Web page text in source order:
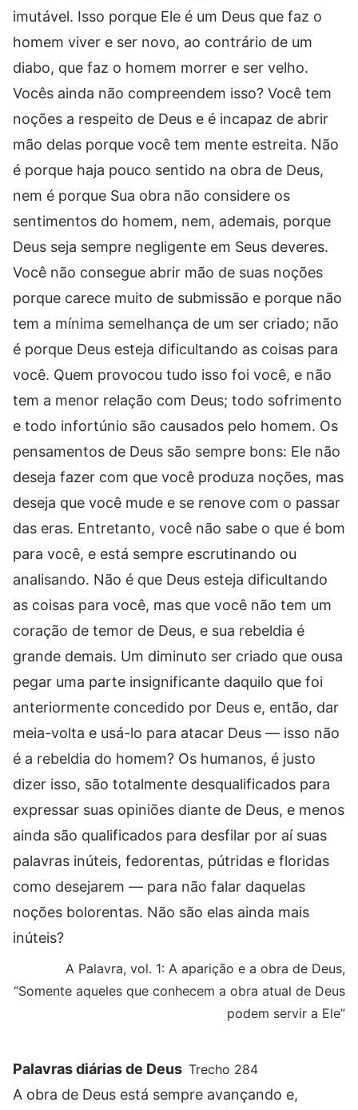
imutável. Isso porque Ele é um Deus que faz o
homem viver e ser novo, ao contrário de um
diabo, que faz o homem morrer e ser velho.
Vocês ainda não compreendem isso? Você tem
noções a respeito de Deus e é incapaz de abrir
mão delas porque você tem mente estreita. Não
é porque haja pouco sentido na obra de Deus,
nem é porque Sua obra não considere os
sentimentos do homem, nem, ademais, porque
Deus seja sempre negligente em Seus deveres.
Você não consegue abrir mão de suas noções
porque carece muito de submissão e porque não
tem a mínima semelhança de um ser criado; não
é porque Deus esteja dificultando as coisas para
você. Quem provocou tudo isso foi você, e não
tem a menor relação com Deus; todo sofrimento
e todo infortúnio são causados pelo homem. Os
pensamentos de Deus são sempre bons: Ele não
deseja fazer com que você produza noções, mas
deseja que você mude e se renove com o passar
das eras. Entretanto, você não sabe o que é bom
para você, e está sempre escrutinando ou
analisando. Não é que Deus esteja dificultando
as coisas para você, mas que você não tem um
coração de temor de Deus, e sua rebeldia é
grande demais. Um diminuto ser criado que ousa
pegar uma parte insignificante daquilo que foi
anteriormente concedido por Deus e, então, dar
meia-volta e usá-lo para atacar Deus — isso não
é a rebeldia do homem? Os humanos, é justo
dizer isso, são totalmente desqualificados para
expressar suas opiniões diante de Deus, e menos
ainda são qualificados para desfilar por aí suas
palavras inúteis, fedorentas, pútridas e floridas
como desejarem — para não falar daquelas
noções bolorentas. Não são elas ainda mais
inúteis?
A Palavra, vol. 1: A aparição e a obra de Deus,
“Somente aqueles que conhecem a obra atual de Deus
podem servir a Ele”
Palavras diárias de Deus Trecho 284
A obra de Deus está sempre avançando e,